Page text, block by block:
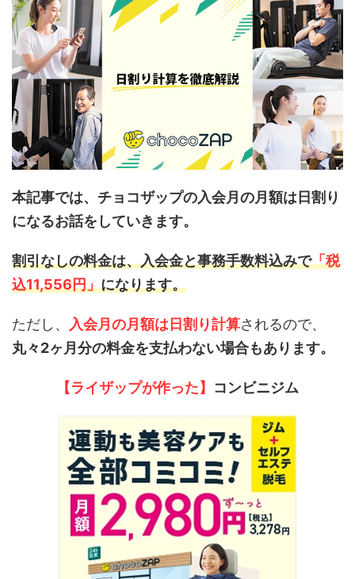
本記事では、チョコザップの入会月の月額は日割り
になるお話をしていきます。
割引なしの料金は、入会金と事務手数料込みで「税
込11,556円」になります。
ただし、 入会月の月額は日割り計算されるので、
丸々2ヶ月分の料金を支払わない場合もあります。
【ライザップが作った】 コンビニジム